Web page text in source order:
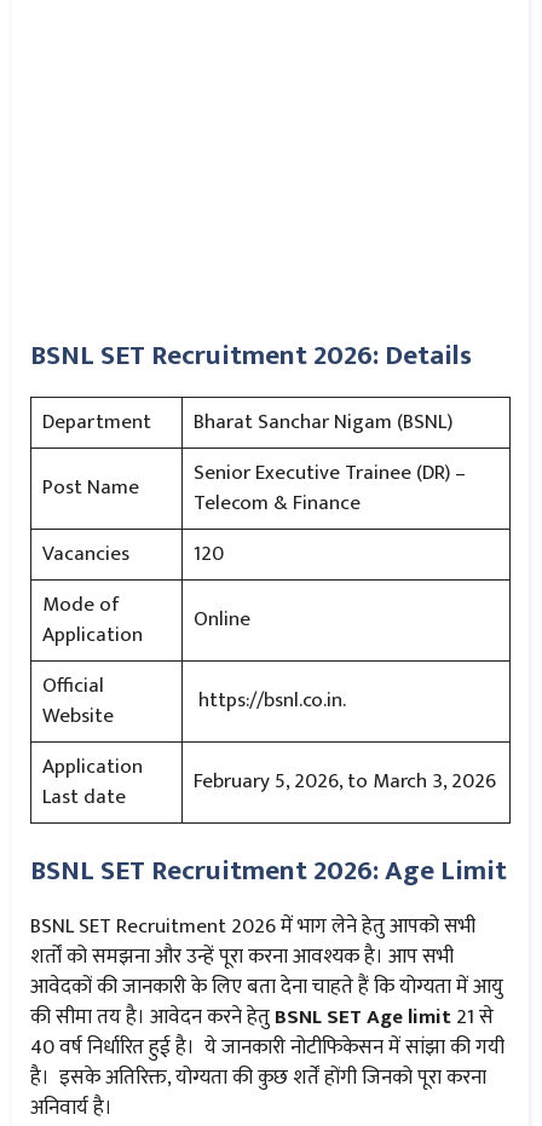
BSNL SET Recruitment 2026: Details
Department
Bharat Sanchar Nigam (BSNL)
Post Name
Senior Executive Trainee (DR) –
Telecom & Finance
Vacancies
120
Mode of
Application
Online
Official
Website
https://bsnl.co.in.
Application
Last date
February 5, 2026, to March 3, 2026
BSNL SET Recruitment 2026: Age Limit
BSNL SET Recruitment 2026 में भाग लेने हेतु आपको सभी
शर्तों को समझना और उन्हें पूरा करना आवश्यक है। आप सभी
आवेदकों की जानकारी के लिए बता देना चाहते हैं कि योग्यता में आयु
की सीमा तय है। आवेदन करने हेतुBSNL SET Age limit21 से
40वर्ष निर्धारित हुई है। ये जानकारी नोटीफिकेसन में सांझा की गयी
है। इसके अतिरिक्त, योग्यता की कुछ शर्तें होंगी जिनको पूरा करना
अनिवार्य है।